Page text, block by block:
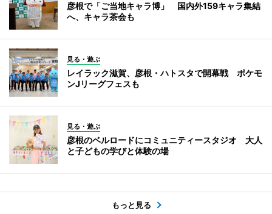
彦根で「ご当地キャラ博」 国内外159キャラ集結
へ、キャラ茶会も
見る・遊ぶ
レイラック滋賀、彦根・ハトスタで開幕戦 ポケモ
ンJリーグフェスも
見る・遊ぶ
彦根のベルロードにコミュニティースタジオ 大人
と子どもの学びと体験の場
もっと見る